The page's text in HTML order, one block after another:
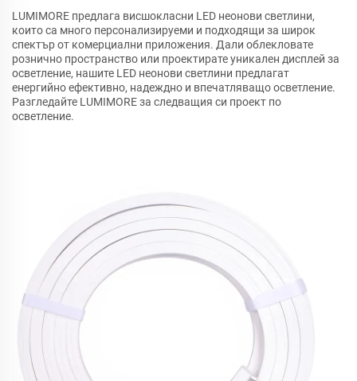
LUMIMORE предлага висшокласни LED неонови светлини,
които са много персонализируеми и подходящи за широк
спектър от комерциални приложения. Дали облекловате
рознично пространство или проектирате уникален дисплей за
осветление, нашите LED неонови светлини предлагат
енергийно ефективно, надеждно и впечатляващо осветление.
Разгледайте LUMIMORE за следващия си проект по
осветление.